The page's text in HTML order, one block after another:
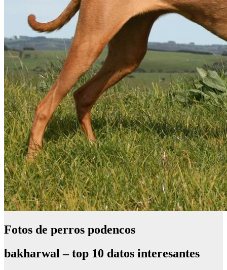
Fotos de perros podencos
bakharwal – top 10 datos interesantes